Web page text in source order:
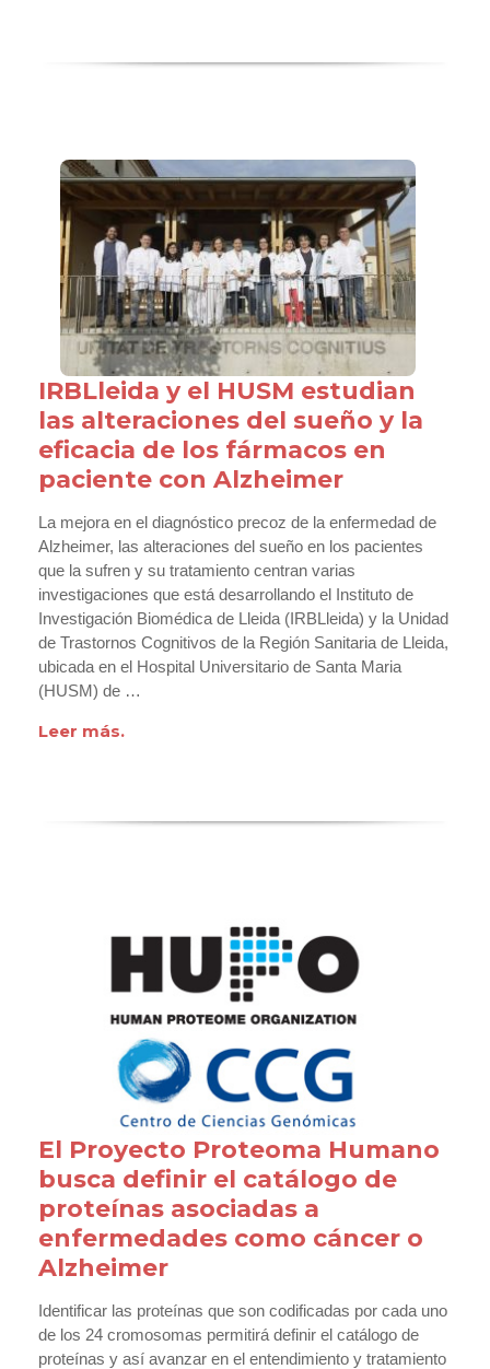
IRBLleida y el HUSM estudian
las alteraciones del sueño y la
eficacia de los fármacos en
paciente con Alzheimer
La mejora en el diagnóstico precoz de la enfermedad de
Alzheimer, las alteraciones del sueño en los pacientes
que la sufren y su tratamiento centran varias
investigaciones que está desarrollando el Instituto de
Investigación Biomédica de Lleida (IRBLleida) y la Unidad
de Trastornos Cognitivos de la Región Sanitaria de Lleida,
ubicada en el Hospital Universitario de Santa Maria
(HUSM) de …
Leer más.
El Proyecto Proteoma Humano
busca definir el catálogo de
proteínas asociadas a
enfermedades como cáncer o
Alzheimer
Identificar las proteínas que son codificadas por cada uno
de los 24 cromosomas permitirá definir el catálogo de
proteínas y así avanzar en el entendimiento y tratamiento